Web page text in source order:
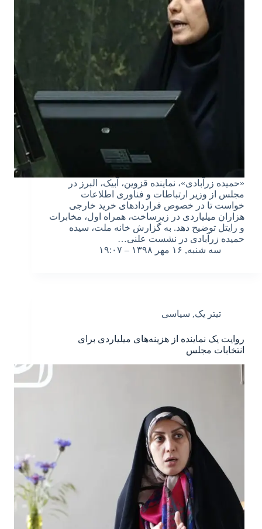
«حمیده زرآبادی»، نماینده قزوین، آبیک، البرز در
مجلس از وزیر ارتباطات و‌ فناوری اطلاعات
خواست تا در خصوص قراردادهای خرید خارجی
هزاران میلیاردی در زیرساخت، همراه اول، مخابرات
و رایتل توضیح دهد. به گزارش خانه ملت، سیده
حمیده زرآبادی در نشست علنی…
سه شنبه, ۱۶ مهر ۱۳۹۸ – ۱۹:۰۷
تیتر یک, سیاسی
روایت یک نماینده از هزینه‌های میلیاردی برای
انتخابات مجلس